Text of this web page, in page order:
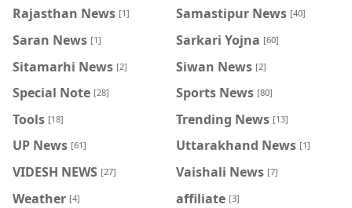
Rajasthan News [1] Samastipur News [40]
Saran News [1] Sarkari Yojna [60]
Sitamarhi News [2] Siwan News [2]
Special Note [28] Sports News [80]
Tools [18] Trending News [13]
UP News [61] Uttarakhand News [1]
VIDESH NEWS [27] Vaishali News [7]
Weather [4] affiliate [3]